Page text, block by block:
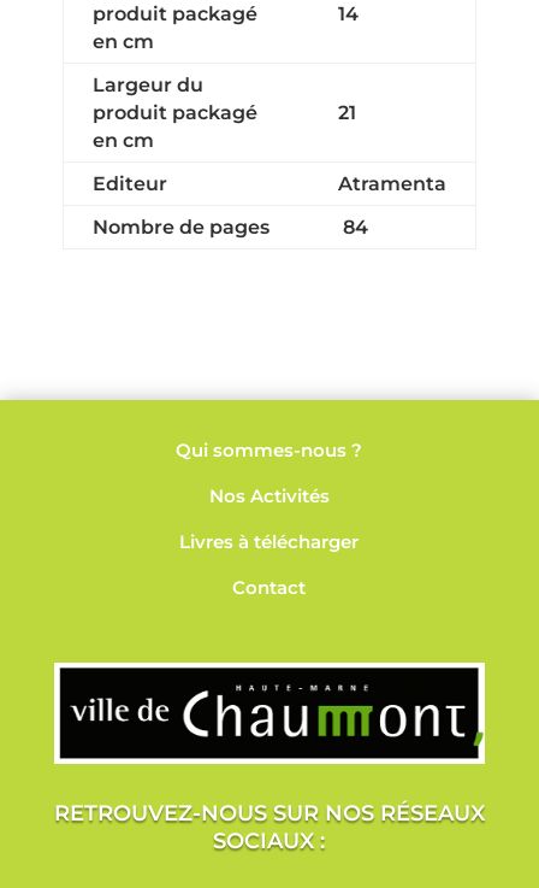
produit packagé
en cm
14
Largeur du
produit packagé
en cm
21
Editeur
Atramenta
Nombre de pages
84
Qui sommes-nous ?
Nos Activités
Livres à télécharger
Contact
RETROUVEZ-NOUS SUR NOS RÉSEAUX
SOCIAUX :